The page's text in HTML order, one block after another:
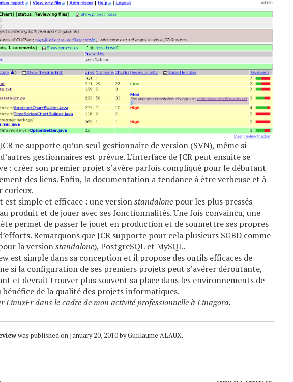
ne supporte qu’un seul gestionnaire de version (SVN), même si
gestionnaires est prévue. L’interface de JCR peut ensuite se
: créer son premier projet s’avère parfois compliqué pour le débutant
des liens. Enfin, la documentation a tendance à être verbeuse et à
curieux.
est simple et efficace : une versionstandalone pour les plus pressés
produit et de jouer avec ses fonctionnalités. Une fois convaincu, une
permet de passer le jouet en production et de soumettre ses propres
Remarquons que JCR supporte pour cela plusieurs SGBD comme
la versionstandalone), PostgreSQL et MySQL.
est simple dans sa conception et il propose des outils efficaces de
si la configuration de ses premiers projets peut s’avérer déroutante,
et devrait trouver plus souvent sa place dans les environnements de
de la qualité des projets informatiques.
LinuxFrdans le cadre de mon activité professionnelle àLinagora.
was published on January 20, 2010byGuillaume ALAUX.